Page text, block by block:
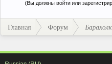
(Вы должны войти или
Главная Форум